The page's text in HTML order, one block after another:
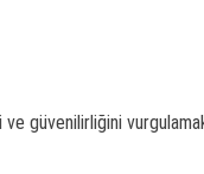
güvenilirliğini